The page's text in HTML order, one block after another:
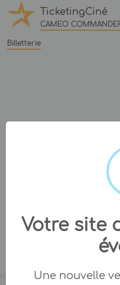
TicketingCiné
CAMEO
Billetterie
Votre site
Une nouvelle